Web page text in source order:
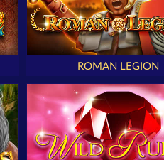
ROMAN LEGION